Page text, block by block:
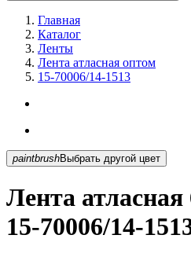
Главная
Каталог
Ленты
Лента атласная оптом
15-70006/14-1513
paintbrush Выбрать другой цвет
Лента
15-70006/14-